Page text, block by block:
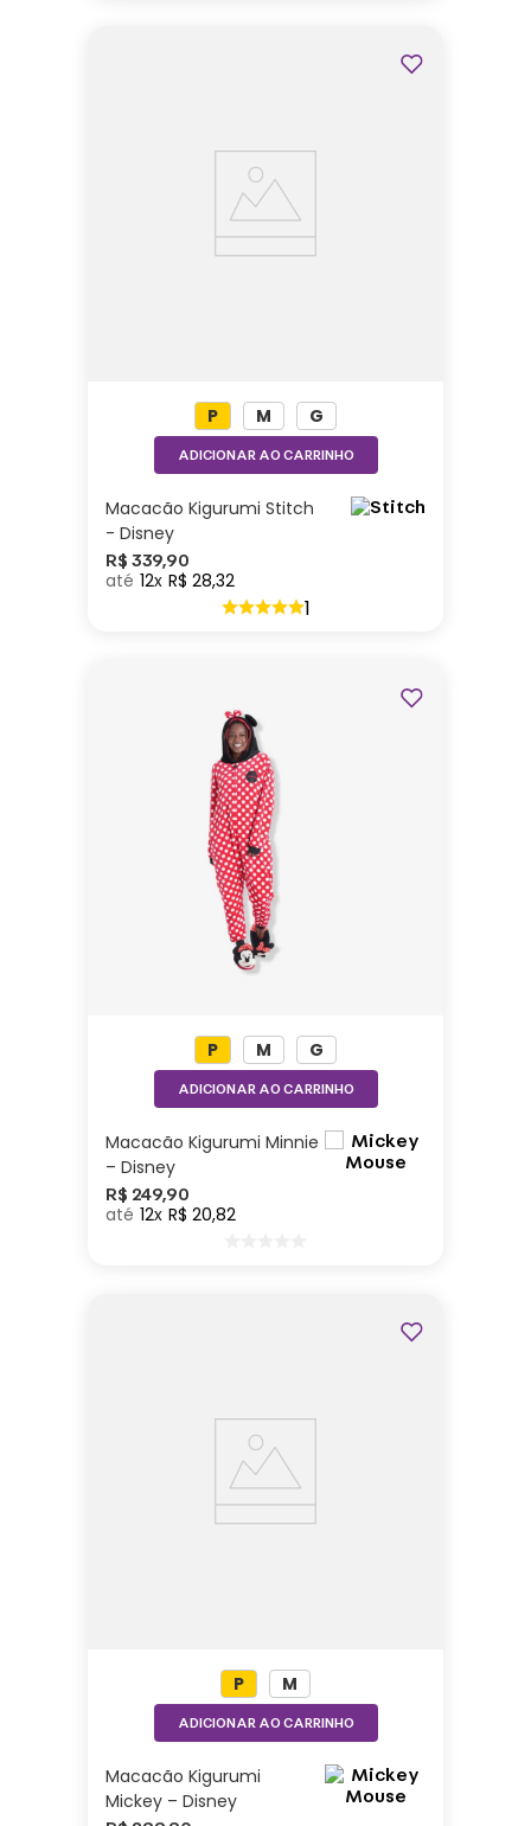
Macacão Kigurumi Stitch
- Disney
R$ 339,90
12 R$ 28,32
1
P M G
ADICIONAR AO CARRINHO
Macacão Kigurumi Minnie
– Disney
R$ 249,90
12 R$ 20,82
P M G
ADICIONAR AO CARRINHO
Macacão Kigurumi
Mickey – Disney
P M
ADICIONAR AO CARRINHO